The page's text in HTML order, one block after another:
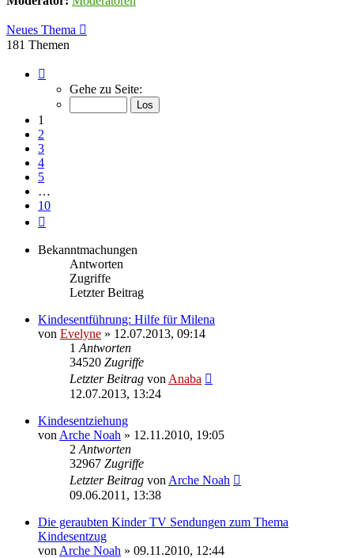
Neues Thema
181 Themen
von
Gehe zu Seite:
1
2
3
4
5
…
10
Bekanntmachungen
Antworten
Zugriffe
Letzter Beitrag
Kindesentführung: Hilfe für Milena
von Evelyne » 12.07.2013, 09:14
1 Antworten
34520 Zugriffe
Letzter Beitrag von Anaba
12.07.2013, 13:24
Kindesentziehung
von Arche Noah » 12.11.2010, 19:05
2 Antworten
32967 Zugriffe
Letzter Beitrag von Arche Noah
09.06.2011, 13:38
Die geraubten Kinder TV Sendungen zum Thema
Kindesentzug
von Arche Noah » 09.11.2010, 12:44